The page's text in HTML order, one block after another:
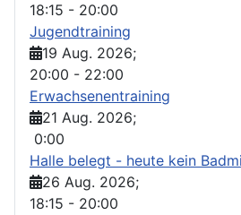
18:15 - 20:00
Jugendtraining
19 Aug. 2026;
20:00 - 22:00
Erwachsenentraining
21 Aug. 2026;
0:00
Halle belegt - heute kein
26 Aug. 2026;
18:15 - 20:00